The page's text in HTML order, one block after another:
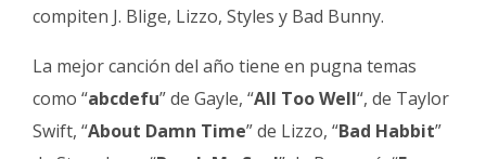
compiten J. Blige, Lizzo, Styles y Bad Bunny.
La mejor canción del año tiene en pugna temas
como “abcdefu” de Gayle, “All Too Well“, de Taylor
Swift, “About Damn Time” de Lizzo, “Bad Habbit”